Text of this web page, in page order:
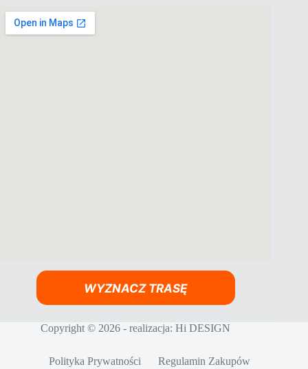
WYZNACZ TRASĘ
Copyright © 2026 - realizacja:Hi DESIGN
Polityka Prywatności
Regulamin Zakupów